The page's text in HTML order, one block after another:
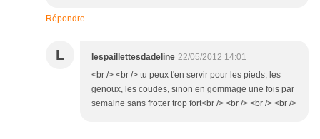
Répondre
L lespaillettesdadeline 22/05/2012 14:01
<br /> <br /> tu peux t'en servir pour les pieds, les
genoux, les coudes, sinon en gommage une fois par
semaine sans frotter trop fort<br /> <br /> <br /> <br />